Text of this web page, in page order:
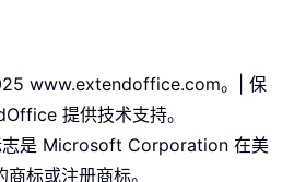
www.extendoffice.com。| 保
提供技术支持。
是 Microsoft Corporation 在美
标或注册商标。